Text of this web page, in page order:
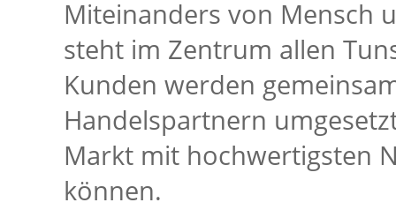
Miteinanders von Mensch
steht im Zentrum allen
Kunden werden
Handelspartnern
Markt mit hochwertigsten
können.